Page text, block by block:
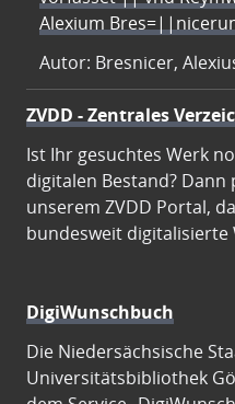
Alexium
Autor: Bresnicer,
ZVDD - Zentrales
Ist Ihr gesuchtes Werk
digitalen Bestand?
unserem ZVDD Portal,
bundesweit digitalisierte
DigiWunschbuch
Die Niedersächsische
Universitätsbibliothek